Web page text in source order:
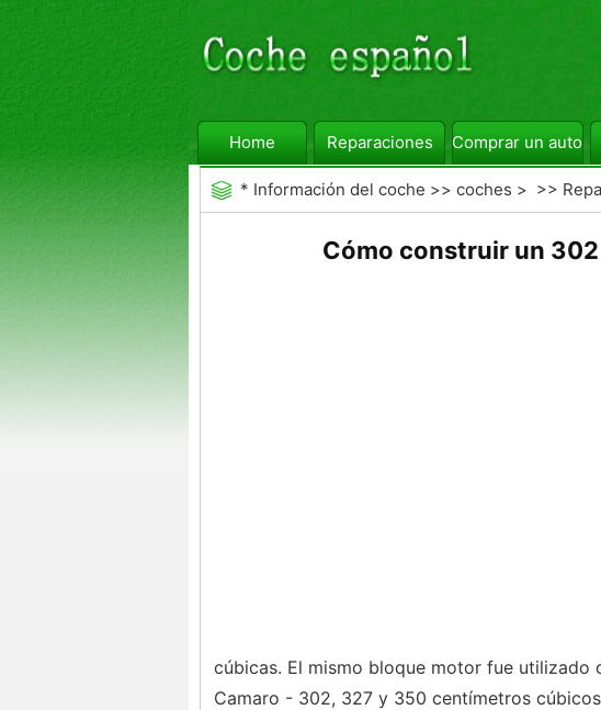
Home Reparaciones Comprar un
* Información del coche >> coches > >>
Cómo construir un
cúbicas. El mismo bloque motor fue utilizado
Camaro - 302, 327 y 350 centímetros